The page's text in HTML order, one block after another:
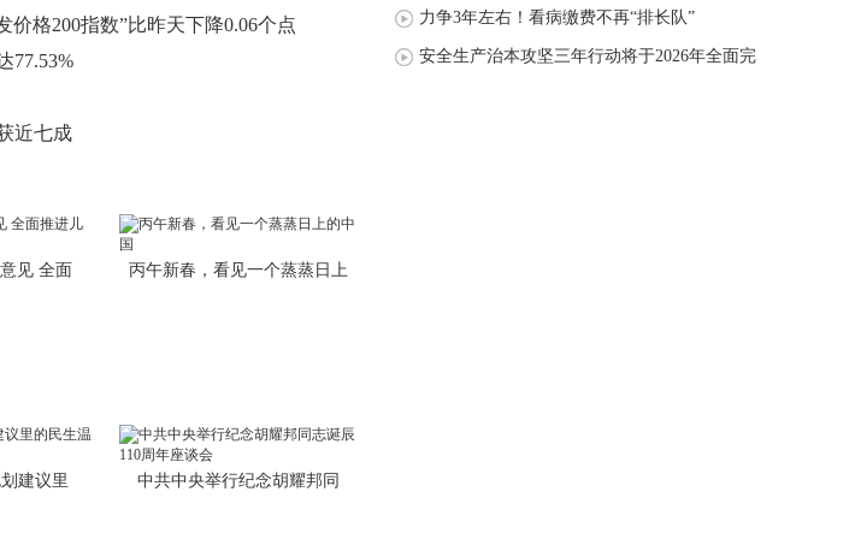
价格200指数”比昨天下降0.06个点
77.53%
近七成
见 全面 丙午新春，看见一个蒸蒸日上
建议里 中共中央举行纪念胡耀邦同
力争3年左右！看病缴费不再“排长队”
安全生产治本攻坚三年行动将于2026年全面完